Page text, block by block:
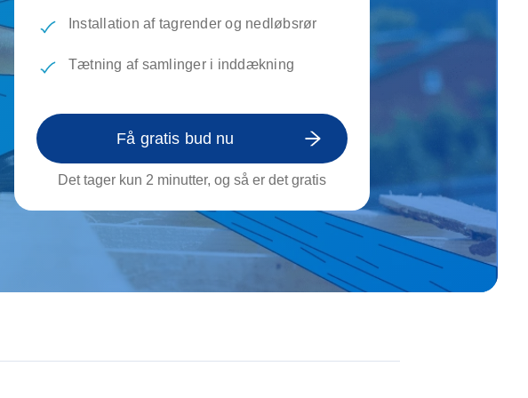
Transport af genstande
Udflytnings rengøring
Installation af tagrender og nedløbsrør
Tætning af samlinger i inddækning
Få gratis bud nu
Det tager kun 2 minutter, og så er det gratis